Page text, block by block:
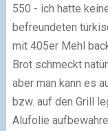
550 - ich hatte
befreundeten
mit 405er Mehl
Brot schmeckt
aber man kann es
bzw. auf den Grill
Alufolie